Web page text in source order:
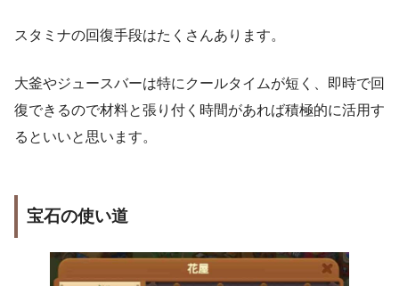
スタミナの回復手段はたくさんあります。
大釜やジュースバーは特にクールタイムが短く、即時で回
復できるので材料と張り付く時間があれば積極的に活用す
るといいと思います。
宝石の使い道